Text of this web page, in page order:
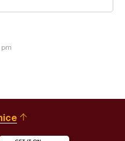
pm